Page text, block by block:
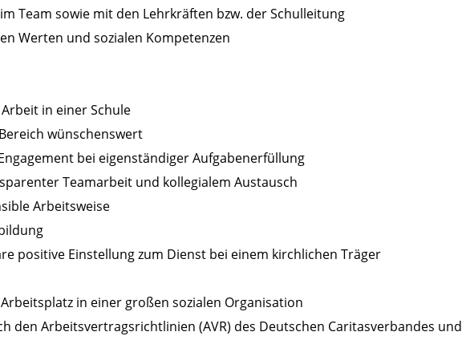
Team sowie mit den Lehrkräften bzw. der Schulleitung
Werten und sozialen Kompetenzen
in einer Schule
wünschenswert
bei eigenständiger Aufgabenerfüllung
Teamarbeit und kollegialem Austausch
Arbeitsweise
positive Einstellung zum Dienst bei einem kirchlichen Träger
in einer großen sozialen Organisation
den Arbeitsvertragsrichtlinien (AVR) des Deutschen Caritasverbandes und